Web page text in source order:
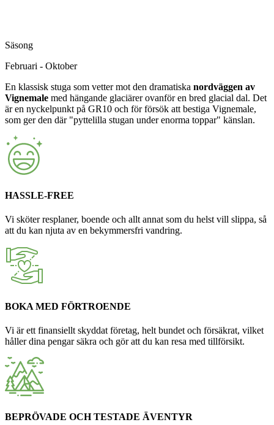
Säsong
Februari - Oktober
En klassisk stuga som vetter mot den dramatiska nordväggen av
Vignemale med hängande glaciärer ovanför en bred glacial dal. Det
är en nyckelpunkt på GR10 och för försök att bestiga Vignemale,
som ger den där "pyttelilla stugan under enorma toppar" känslan.
HASSLE-FREE
Vi sköter resplaner, boende och allt annat som du helst vill slippa, så
att du kan njuta av en bekymmersfri vandring.
BOKA MED FÖRTROENDE
Vi är ett finansiellt skyddat företag, helt bundet och försäkrat, vilket
håller dina pengar säkra och gör att du kan resa med tillförsikt.
BEPRÖVADE OCH TESTADE ÄVENTYR